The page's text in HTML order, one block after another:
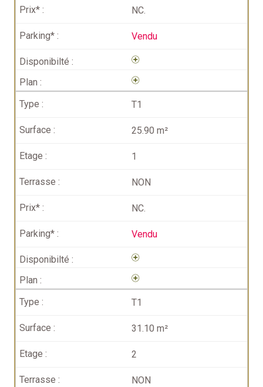
NC.
Vendu
T1
25.90 m²
1
NON
NC.
Vendu
T1
31.10 m²
2
NON